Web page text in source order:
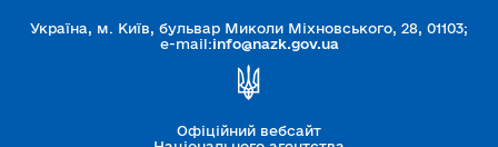
5. МАЙНО ТА НЕМАТЕРІАЛЬНІ АКТИВИ
6. ВНЕСКИ ТА ІНШІ НАДХОДЖЕННЯ
7. ДЕРЖАВНЕ ФІНАНСУВАННЯ
Україна, м. Київ, бульвар Миколи Міхновського, 28, 01103;
e-mail:info@nazk.gov.ua
Офіційний вебсайт